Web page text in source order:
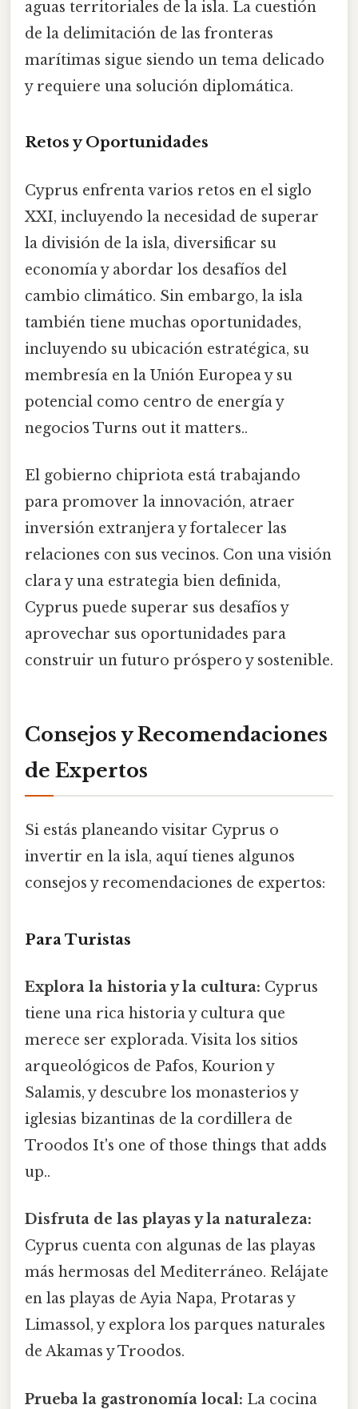
aguas territoriales de la isla. La cuestión
de la delimitación de las fronteras
marítimas sigue siendo un tema delicado
y requiere una solución diplomática.
Retos y Oportunidades
Cyprus enfrenta varios retos en el siglo
XXI, incluyendo la necesidad de superar
la división de la isla, diversificar su
economía y abordar los desafíos del
cambio climático. Sin embargo, la isla
también tiene muchas oportunidades,
incluyendo su ubicación estratégica, su
membresía en la Unión Europea y su
potencial como centro de energía y
negocios Turns out it matters..
El gobierno chipriota está trabajando
para promover la innovación, atraer
inversión extranjera y fortalecer las
relaciones con sus vecinos. Con una visión
clara y una estrategia bien definida,
Cyprus puede superar sus desafíos y
aprovechar sus oportunidades para
construir un futuro próspero y sostenible.
Consejos y Recomendaciones
de Expertos
Si estás planeando visitar Cyprus o
invertir en la isla, aquí tienes algunos
consejos y recomendaciones de expertos:
Para Turistas
Explora la historia y la cultura: Cyprus
tiene una rica historia y cultura que
merece ser explorada. Visita los sitios
arqueológicos de Pafos, Kourion y
Salamis, y descubre los monasterios y
iglesias bizantinas de la cordillera de
Troodos It's one of those things that adds
up..
Disfruta de las playas y la naturaleza:
Cyprus cuenta con algunas de las playas
más hermosas del Mediterráneo. Relájate
en las playas de Ayia Napa, Protaras y
Limassol, y explora los parques naturales
de Akamas y Troodos.
Prueba la gastronomía local: La cocina